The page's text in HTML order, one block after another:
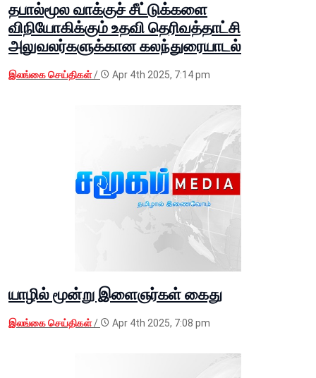
தபால்மூல வாக்குச் சீட்டுக்களை
விநியோகிக்கும் உதவி தெரிவத்தாட்சி
அலுவலர்களுக்கான கலந்துரையாடல்
இலங்கை செய்திகள்/ Apr 4th 2025, 7:14 pm
யாழில் மூன்று இளைஞர்கள் கைது
இலங்கை செய்திகள்/ Apr 4th 2025, 7:08 pm